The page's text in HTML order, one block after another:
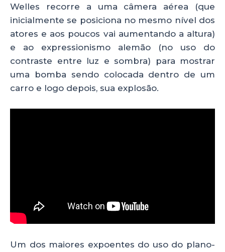
Welles recorre a uma câmera aérea (que
inicialmente se posiciona no mesmo nível dos
atores e aos poucos vai aumentando a altura)
e ao expressionismo alemão (no uso do
contraste entre luz e sombra) para mostrar
uma bomba sendo colocada dentro de um
carro e logo depois, sua explosão.
Um dos maiores expoentes do uso do plano-